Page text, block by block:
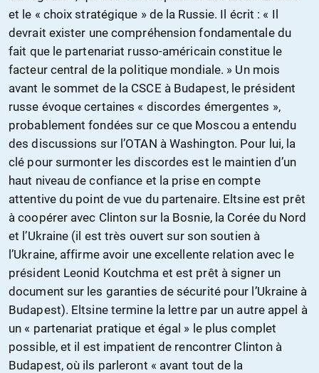
et le « choix stratégique » de la Russie. Il écrit : « Il
devrait exister une compréhension fondamentale du
fait que le partenariat russo-américain constitue le
facteur central de la politique mondiale. » Un mois
avant le sommet de la CSCE à Budapest, le président
russe évoque certaines « discordes émergentes »,
probablement fondées sur ce que Moscou a entendu
des discussions sur l’OTAN à Washington. Pour lui, la
clé pour surmonter les discordes est le maintien d’un
haut niveau de confiance et la prise en compte
attentive du point de vue du partenaire. Eltsine est prêt
à coopérer avec Clinton sur la Bosnie, la Corée du Nord
et l’Ukraine (il est très ouvert sur son soutien à
l’Ukraine, affirme avoir une excellente relation avec le
président Leonid Koutchma et est prêt à signer un
document sur les garanties de sécurité pour l’Ukraine à
Budapest). Eltsine termine la lettre par un autre appel à
un « partenariat pratique et égal » le plus complet
possible, et il est impatient de rencontrer Clinton à
Budapest, où ils parleront « avant tout de la